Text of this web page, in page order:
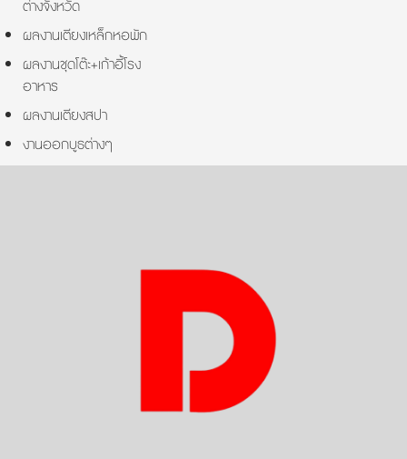
ต่างจังหวัด
ผลงานเตียงเหล็กหอพัก
ผลงานชุดโต๊ะ+เก้าอี้โรง
อาหาร
ผลงานเตียงสปา
งานออกบูธต่างๆ